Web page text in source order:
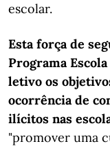
escolar.
Esta força de
Programa
letivo os
ocorrência de
ilícitos nas
"promover uma